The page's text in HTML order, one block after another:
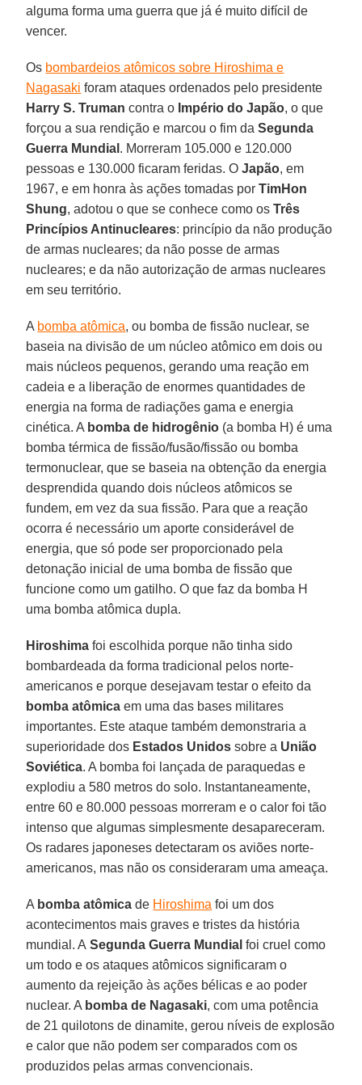
alguma forma uma guerra que já é muito difícil de
vencer.
Os bombardeios atômicos sobre Hiroshima e
Nagasaki foram ataques ordenados pelo presidente
Harry S. Truman contra o Império do Japão, o que
forçou a sua rendição e marcou o fim da Segunda
Guerra Mundial . Morreram 105.000 e 120.000
pessoas e 130.000 ficaram feridas. OJapão, em
1967, e em honra às ações tomadas porTimHon
Shung, adotou o que se conhece como osTrês
Princípios Antinucleares: princípio da não produção
de armas nucleares; da não posse de armas
nucleares; e da não autorização de armas nucleares
em seu território.
A bomba atômica, ou bomba de fissão nuclear, se
baseia na divisão de um núcleo atômico em dois ou
mais núcleos pequenos, gerando uma reação em
cadeia e a liberação de enormes quantidades de
energia na forma de radiações gama e energia
cinética. A bomba de hidrogênio (a bomba H) é uma
bomba térmica de fissão/fusão/fissão ou bomba
termonuclear, que se baseia na obtenção da energia
desprendida quando dois núcleos atômicos se
fundem, em vez da sua fissão. Para que a reação
ocorra é necessário um aporte considerável de
energia, que só pode ser proporcionado pela
detonação inicial de uma bomba de fissão que
funcione como um gatilho. O que faz da bomba H
uma bomba atômica dupla.
Hiroshima foi escolhida porque não tinha sido
bombardeada da forma tradicional pelos norte-
americanos e porque desejavam testar o efeito da
bomba atômica em uma das bases militares
importantes. Este ataque também demonstraria a
superioridade dos Estados Unidos sobre a União
Soviética. A bomba foi lançada de paraquedas e
explodiu a 580 metros do solo. Instantaneamente,
entre 60 e 80.000 pessoas morreram e o calor foi tão
intenso que algumas simplesmente desapareceram.
Os radares japoneses detectaram os aviões norte-
americanos, mas não os consideraram uma ameaça.
A bomba atômica de Hiroshima foi um dos
acontecimentos mais graves e tristes da história
mundial. A Segunda Guerra Mundial foi cruel como
um todo e os ataques atômicos significaram o
aumento da rejeição às ações bélicas e ao poder
nuclear. A bomba de Nagasaki, com uma potência
de 21 quilotons de dinamite, gerou níveis de explosão
e calor que não podem ser comparados com os
produzidos pelas armas convencionais.